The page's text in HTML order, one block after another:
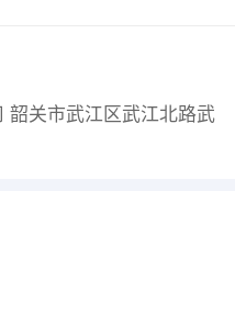
韶关市武江区武江北路武